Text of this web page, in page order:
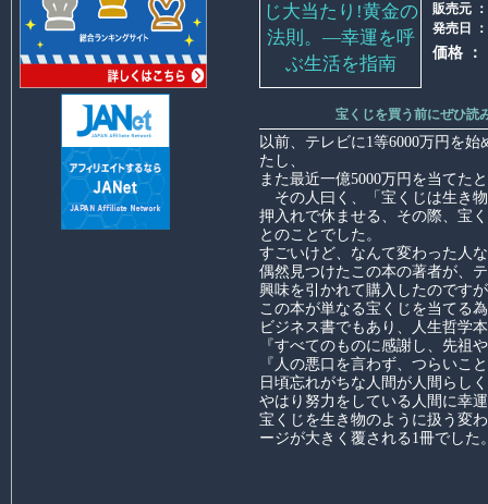
販売元
発売日
価格 ：
宝くじを買う前にぜひ読
以前、テレビに1等6000万円を
たし、
また最近一億5000万円を当てた
その人曰く、「宝くじは生き
押入れで休ませる、その際、宝
とのことでした。
すごいけど、なんて変わった人
偶然見つけたこの本の著者が、
興味を引かれて購入したのです
この本が単なる宝くじを当てる
ビジネス書でもあり、人生哲学
『すべてのものに感謝し、先祖
『人の悪口を言わず、つらいこ
日頃忘れがちな人間が人間らし
やはり努力をしている人間に幸
宝くじを生き物のように扱う変
ージが大きく覆される1冊でした